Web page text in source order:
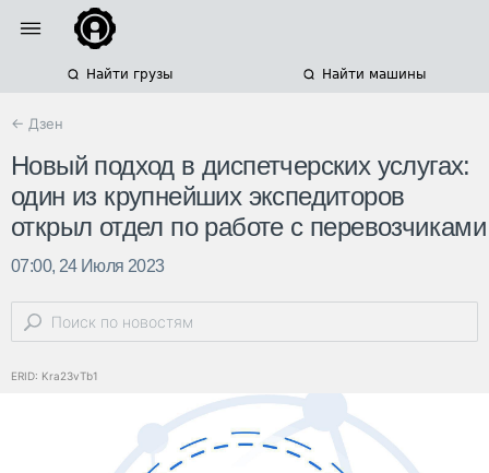
Найти грузы Найти машины
← Дзен
Новый подход в диспетчерских услугах:
один из крупнейших экспедиторов
открыл отдел по работе с перевозчиками
07:00, 24 Июля 2023
ERID: Kra23vTb1